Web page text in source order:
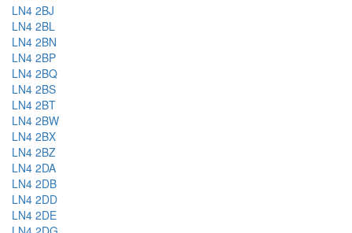
LN4 2BJ
LN4 2BL
LN4 2BN
LN4 2BP
LN4 2BQ
LN4 2BS
LN4 2BT
LN4 2BW
LN4 2BX
LN4 2BZ
LN4 2DA
LN4 2DB
LN4 2DD
LN4 2DE